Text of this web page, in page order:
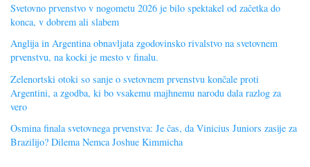
Svetovno prvenstvo v nogometu 2026 je bilo spektakel od začetka do
konca, v dobrem ali slabem
Anglija in Argentina obnavljata zgodovinsko rivalstvo na svetovnem
prvenstvu, na kocki je mesto v finalu.
Zelenortski otoki so sanje o svetovnem prvenstvu končale proti
Argentini, a zgodba, ki bo vsakemu majhnemu narodu dala razlog za
vero
Osmina finala svetovnega prvenstva: Je čas, da Vinicius Juniors zasije za
Brazilijo? Dilema Nemca Joshue Kimmicha